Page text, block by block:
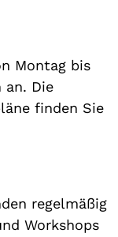
Montag bis
an. Die
finden Sie
regelmäßig
Workshops